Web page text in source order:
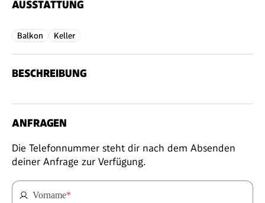
AUSSTATTUNG
Balkon Keller
BESCHREIBUNG
ANFRAGEN
Die Telefonnummer steht dir nach dem Absenden
deiner Anfrage zur Verfügung.
Vorname*